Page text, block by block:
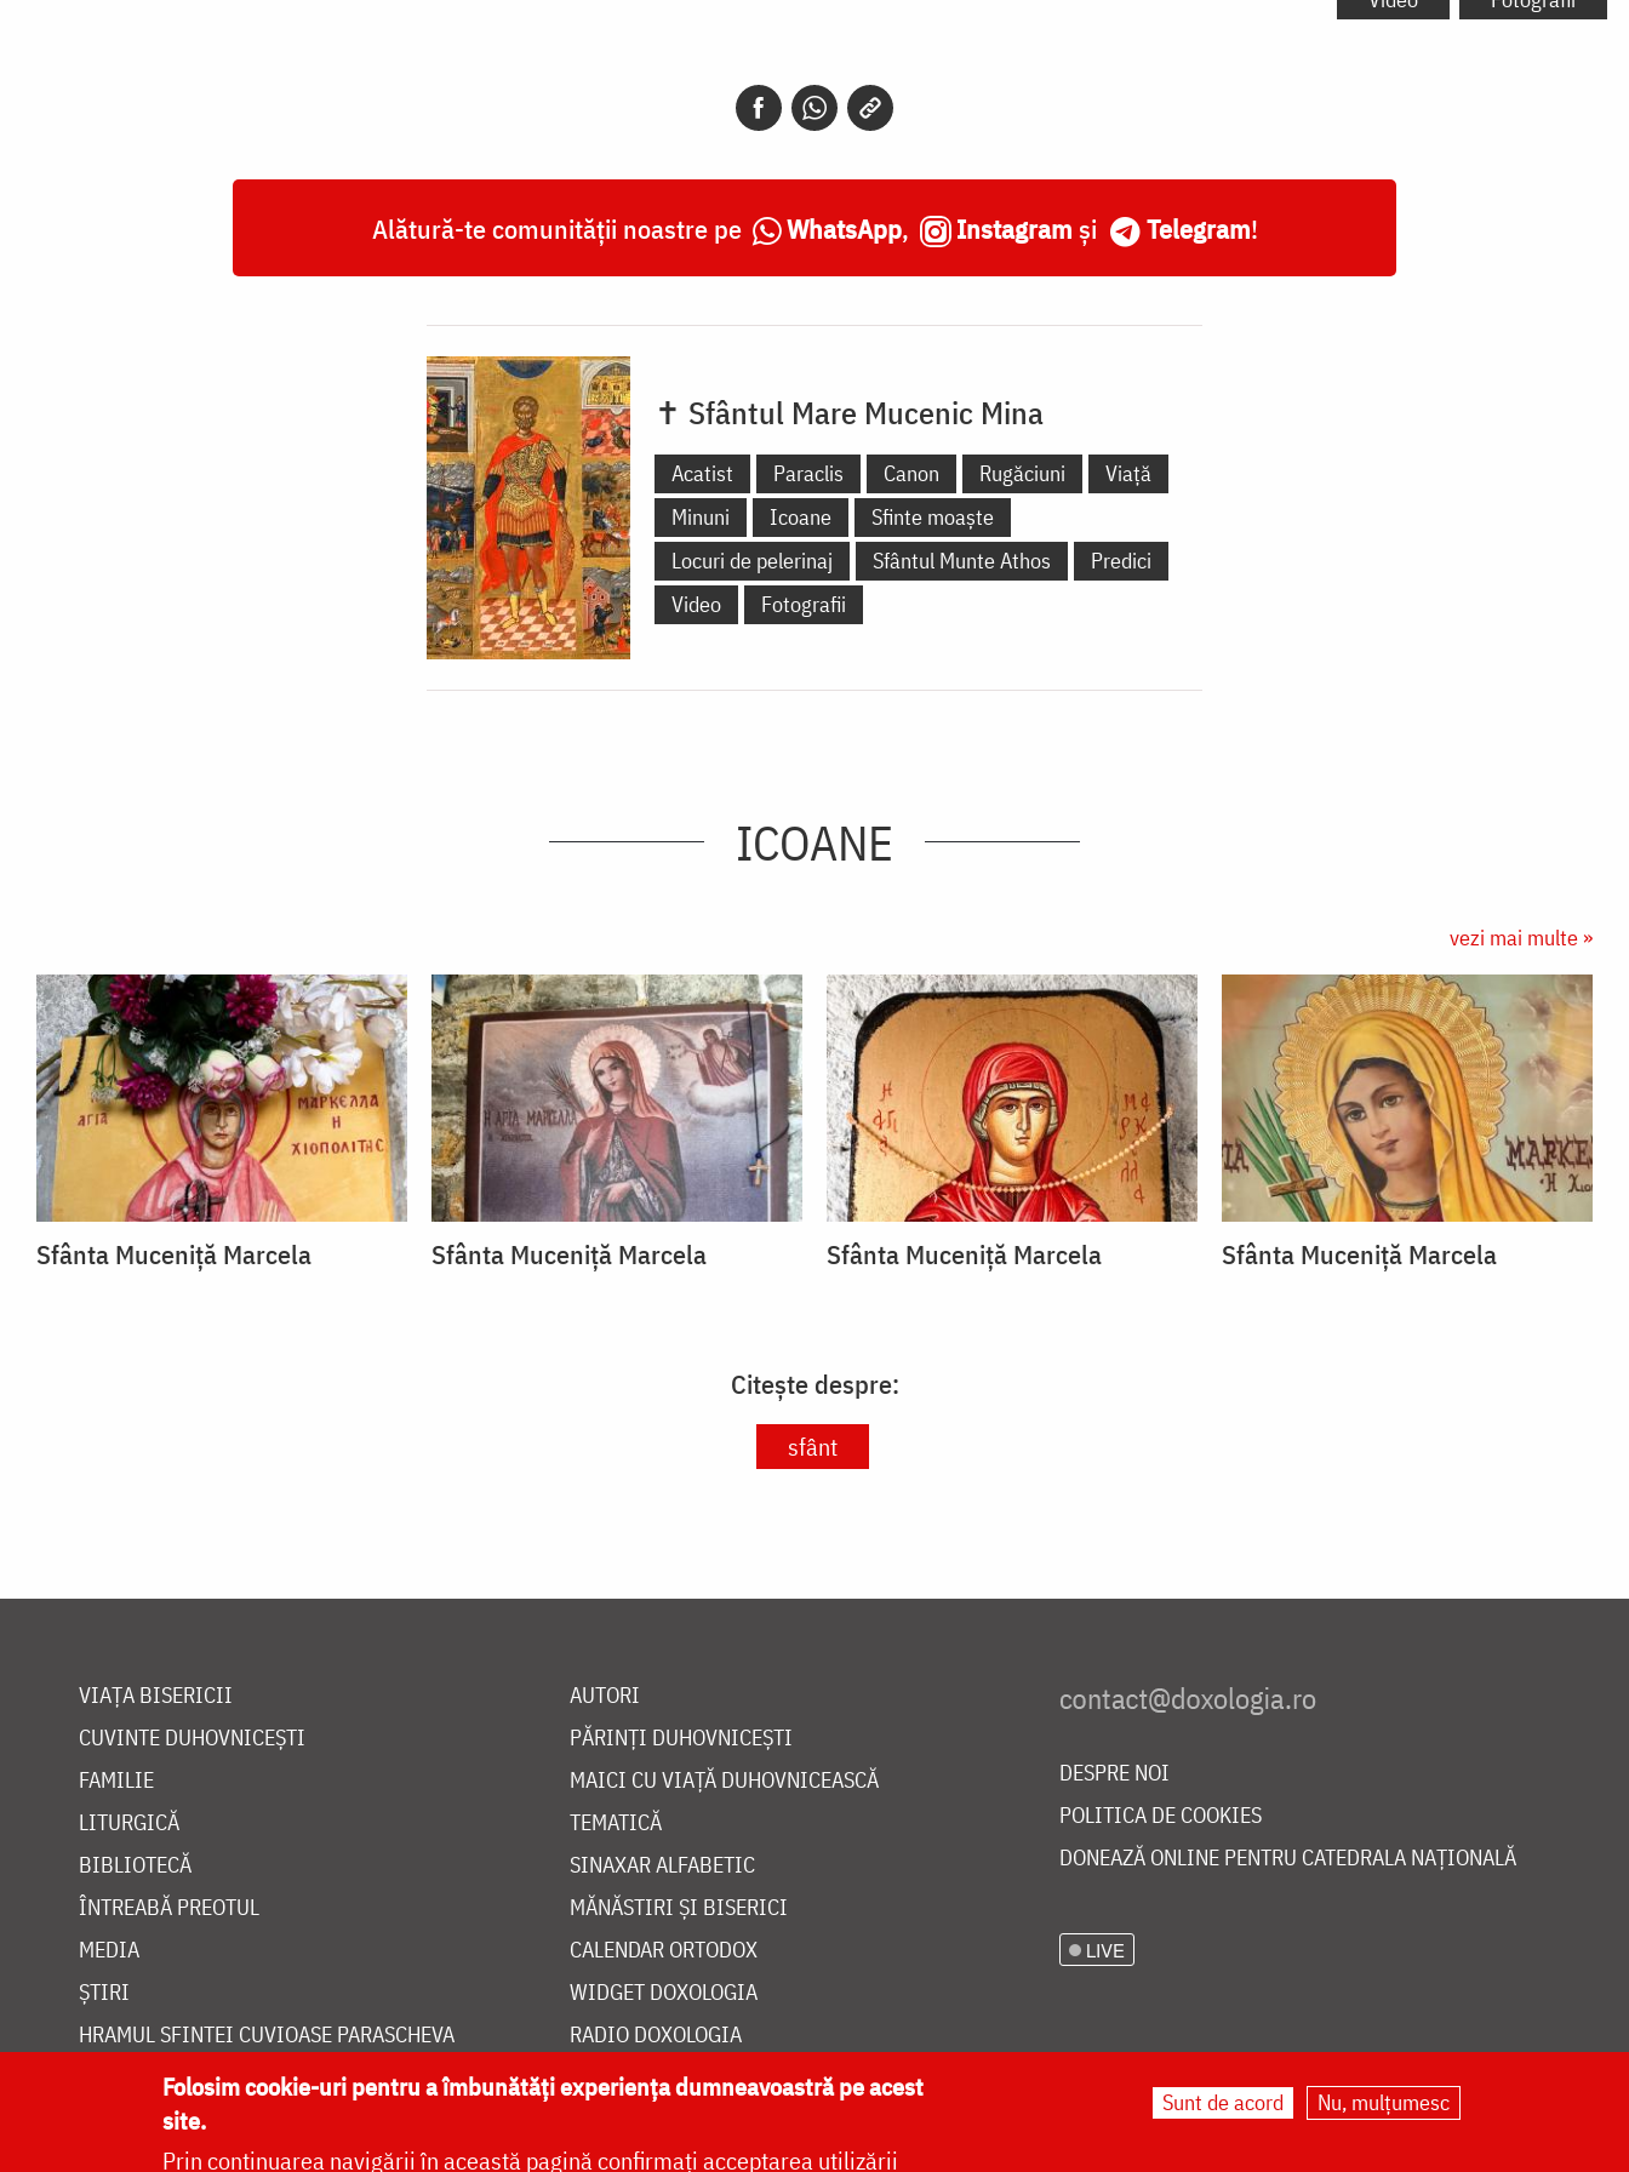
Alătură-te comunității noastre pe WhatsApp, Instagram și Telegram!
✝ Sfântul Mare Mucenic Mina
Acatist Paraclis Canon Rugăciuni
Viață
Minuni
Icoane
Sfinte moaște
Locuri de pelerinaj
Sfântul Munte Athos
Predici
Video
Fotografii
ICOANE
vezi mai multe »
Sfânta Muceniță Marcela Sfânta Muceniță Marcela Sfânta Muceniță Marcela Sfânta Muceniță Marcela
Citește despre:
sfânt
VIAȚA BISERICII
CUVINTE DUHOVNICEȘTI
FAMILIE
LITURGICĂ
BIBLIOTECĂ
ÎNTREABĂ PREOTUL
MEDIA
ȘTIRI
HRAMUL SFINTEI CUVIOASE PARASCHEVA
AUTORI
PĂRINȚI DUHOVNICEȘTI
MAICI CU VIAȚĂ DUHOVNICEASCĂ
TEMATICĂ
SINAXAR ALFABETIC
MĂNĂSTIRI ȘI BISERICI
CALENDAR ORTODOX
WIDGET DOXOLOGIA
RADIO DOXOLOGIA
DESPRE NOI
POLITICA DE COOKIES
DONEAZĂ ONLINE PENTRU CATEDRALA NAȚIONALĂ
LIVE
Folosim cookie-uri pentru a îmbunătăți experiența dumneavoastră pe acest
site.
Prin continuarea navigării în această pagină confirmați acceptarea utilizării
Sunt de acord Nu, mulțumesc